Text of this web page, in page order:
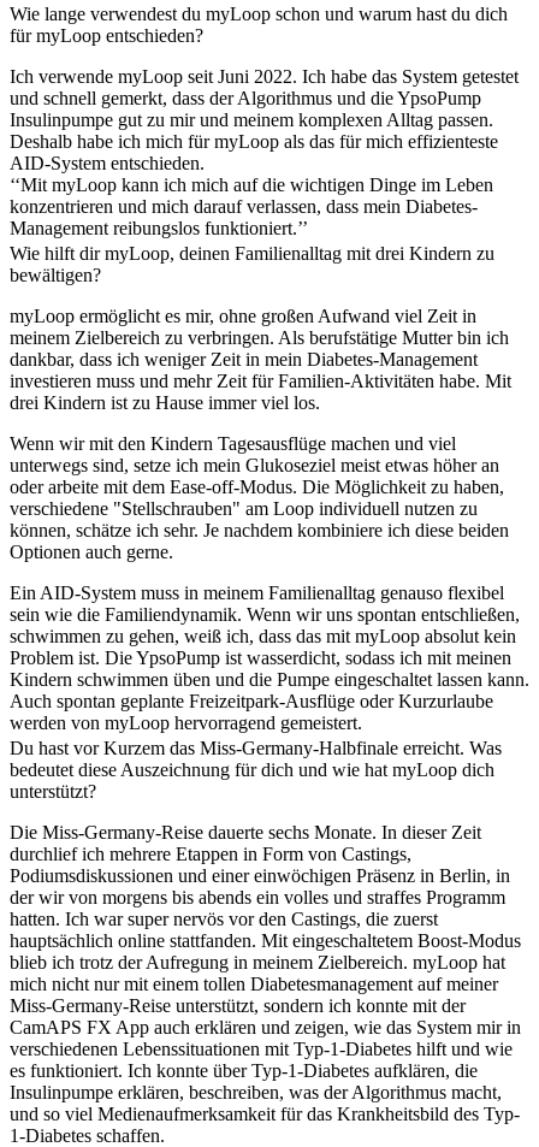
Wie lange verwendest du myLoop schon und warum hast du dich
für myLoop entschieden?
Ich verwende myLoop seit Juni 2022. Ich habe das System getestet
und schnell gemerkt, dass der Algorithmus und die YpsoPump
Insulinpumpe gut zu mir und meinem komplexen Alltag passen.
Deshalb habe ich mich für myLoop als das für mich effizienteste
AID-System entschieden.
‘‘Mit myLoop kann ich mich auf die wichtigen Dinge im Leben
konzentrieren und mich darauf verlassen, dass mein Diabetes-
Management reibungslos funktioniert.’’
Wie hilft dir myLoop, deinen Familienalltag mit drei Kindern zu
bewältigen?
myLoop ermöglicht es mir, ohne großen Aufwand viel Zeit in
meinem Zielbereich zu verbringen. Als berufstätige Mutter bin ich
dankbar, dass ich weniger Zeit in mein Diabetes-Management
investieren muss und mehr Zeit für Familien-Aktivitäten habe. Mit
drei Kindern ist zu Hause immer viel los.
Wenn wir mit den Kindern Tagesausflüge machen und viel
unterwegs sind, setze ich mein Glukoseziel meist etwas höher an
oder arbeite mit dem Ease-off-Modus. Die Möglichkeit zu haben,
verschiedene "Stellschrauben" am Loop individuell nutzen zu
können, schätze ich sehr. Je nachdem kombiniere ich diese beiden
Optionen auch gerne.
Ein AID-System muss in meinem Familienalltag genauso flexibel
sein wie die Familiendynamik. Wenn wir uns spontan entschließen,
schwimmen zu gehen, weiß ich, dass das mit myLoop absolut kein
Problem ist. Die YpsoPump ist wasserdicht, sodass ich mit meinen
Kindern schwimmen üben und die Pumpe eingeschaltet lassen kann.
Auch spontan geplante Freizeitpark-Ausflüge oder Kurzurlaube
werden von myLoop hervorragend gemeistert.
Du hast vor Kurzem das Miss-Germany-Halbfinale erreicht. Was
bedeutet diese Auszeichnung für dich und wie hat myLoop dich
unterstützt?
Die Miss-Germany-Reise dauerte sechs Monate. In dieser Zeit
durchlief ich mehrere Etappen in Form von Castings,
Podiumsdiskussionen und einer einwöchigen Präsenz in Berlin, in
der wir von morgens bis abends ein volles und straffes Programm
hatten. Ich war super nervös vor den Castings, die zuerst
hauptsächlich online stattfanden. Mit eingeschaltetem Boost-Modus
blieb ich trotz der Aufregung in meinem Zielbereich. myLoop hat
mich nicht nur mit einem tollen Diabetesmanagement auf meiner
Miss-Germany-Reise unterstützt, sondern ich konnte mit der
CamAPS FX App auch erklären und zeigen, wie das System mir in
verschiedenen Lebenssituationen mit Typ-1-Diabetes hilft und wie
es funktioniert. Ich konnte über Typ-1-Diabetes aufklären, die
Insulinpumpe erklären, beschreiben, was der Algorithmus macht,
und so viel Medienaufmerksamkeit für das Krankheitsbild des Typ-
1-Diabetes schaffen.